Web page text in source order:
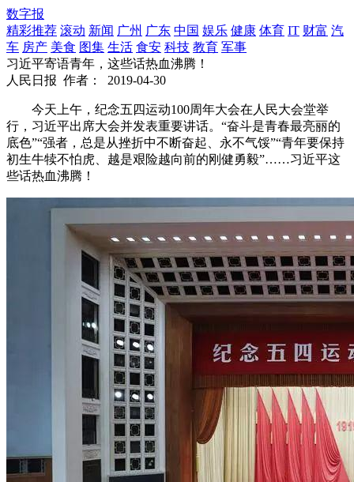
数字报
精彩推荐 滚动 新闻 广州 广东 中国 娱乐 健康 体育 IT 财富 汽
车 房产 美食 图集 生活 食安 科技 教育 军事
习近平寄语青年，这些话热血沸腾！
人民日报 作者： 2019-04-30
今天上午，纪念五四运动100周年大会在人民大会堂举
行，习近平出席大会并发表重要讲话。“奋斗是青春最亮丽的
底色”“强者，总是从挫折中不断奋起、永不气馁”“青年要保持
初生牛犊不怕虎、越是艰险越向前的刚健勇毅”……习近平这
些话热血沸腾！